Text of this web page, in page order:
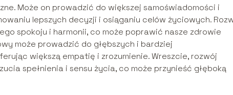
Może on prowadzić do większej samoświadomości i
lepszych decyzji i osiąganiu celów życiowych.
spokoju i harmonii, co może poprawić nasze zdrowie
może prowadzić do głębszych i bardziej
większą empatię i zrozumienie. Wreszcie, rozwój
spełnienia i sensu życia, co może przynieść głęboką